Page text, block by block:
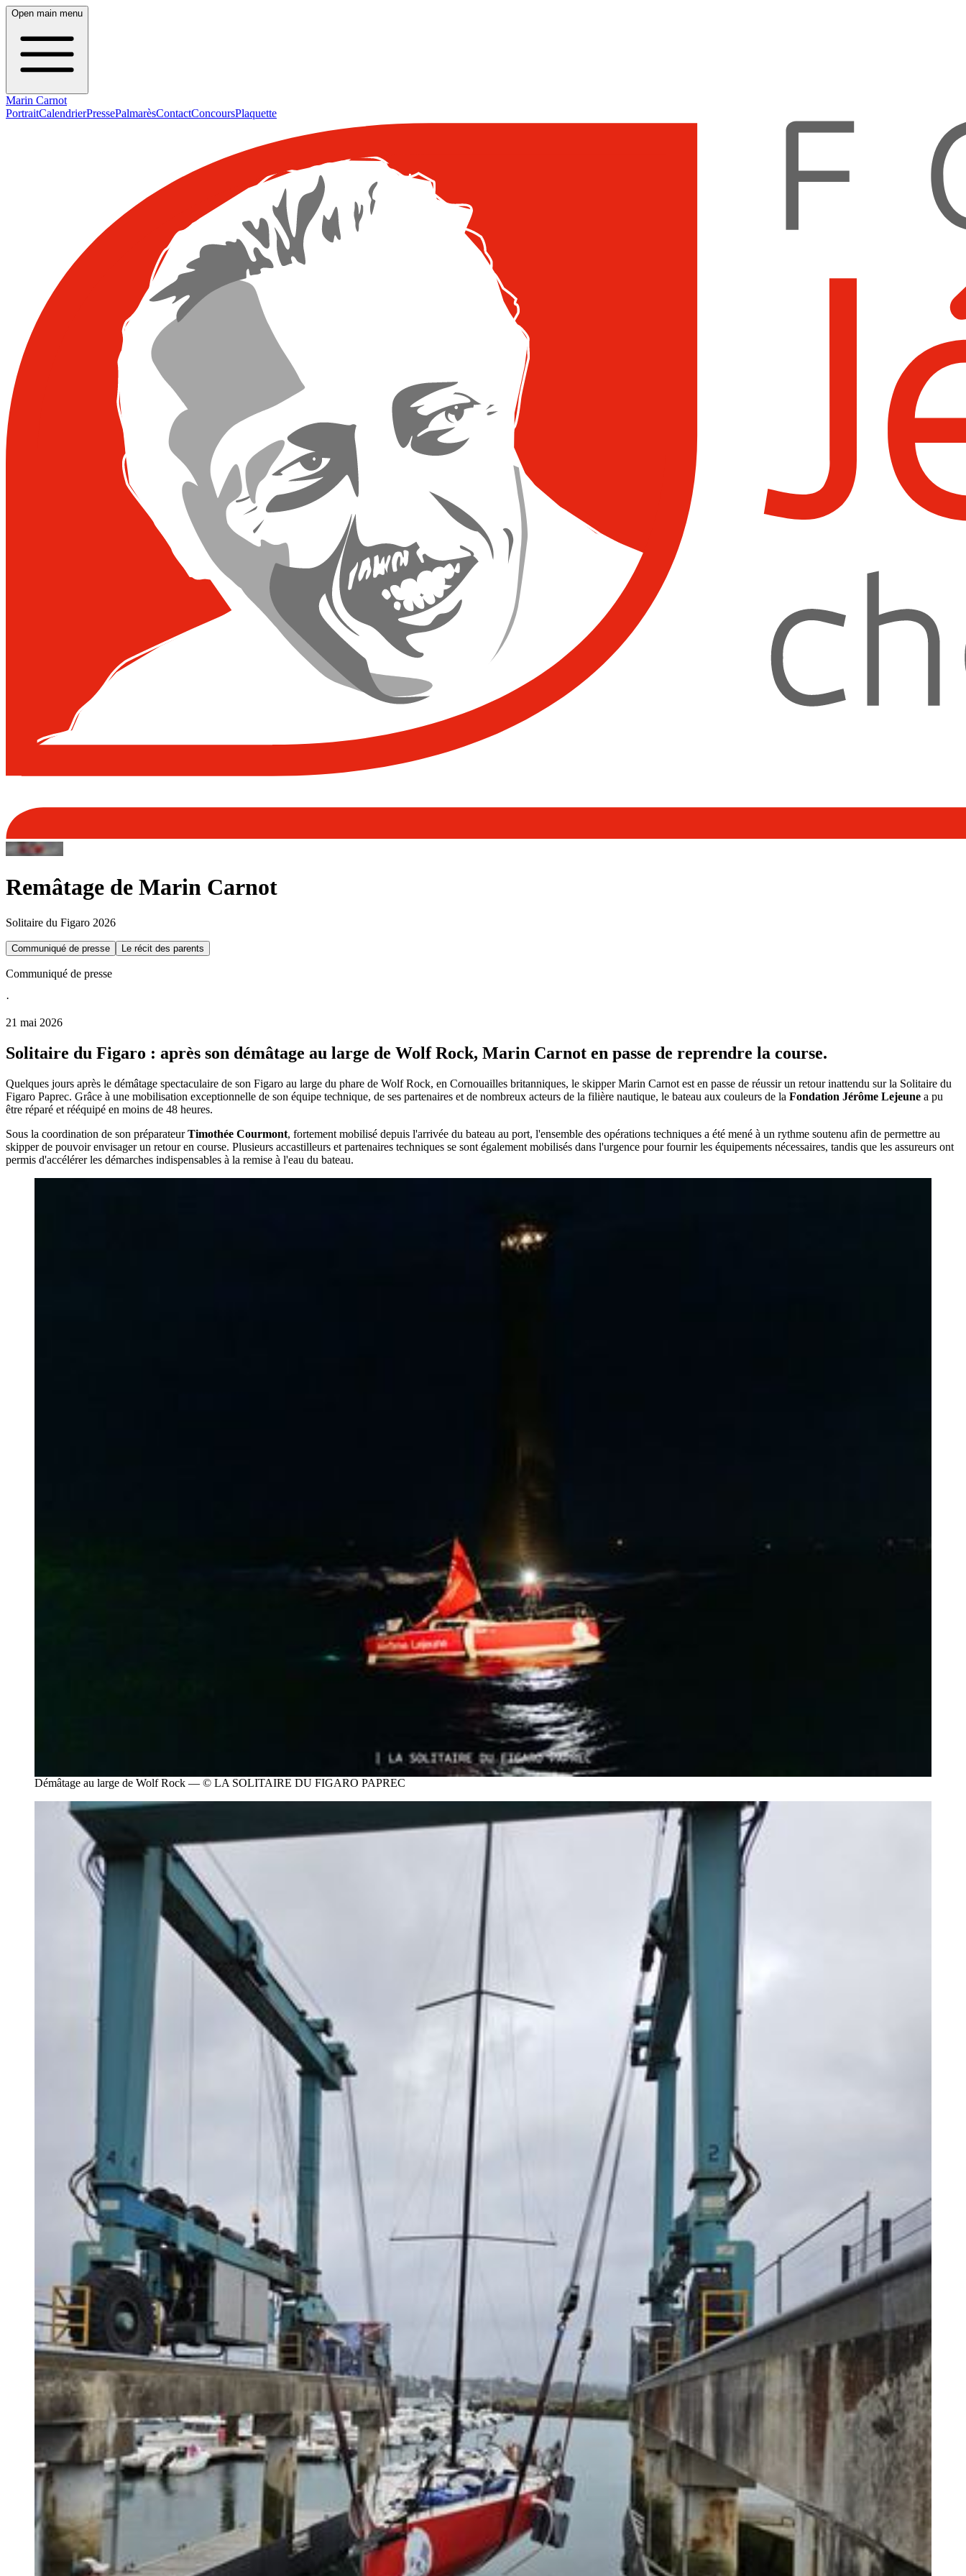
Open main menu
Marin Carnot
PortraitCalendrierPressePalmarèsContactConcoursPlaquette
Remâtage de Marin Carnot
Solitaire du Figaro 2026
Communiqué de presse Le récit des parents
Communiqué de presse
·
21 mai 2026
Solitaire du Figaro : après son démâtage au large de Wolf Rock, Marin Carnot en passe de reprendre la course.
Quelques jours après le démâtage spectaculaire de son Figaro au large du phare de Wolf Rock, en Cornouailles britanniques, le skipper Marin Carnot est en passe de réussir un retour inattendu sur la Solitaire du
Figaro Paprec. Grâce à une mobilisation exceptionnelle de son équipe technique, de ses partenaires et de nombreux acteurs de la filière nautique, le bateau aux couleurs de la Fondation Jérôme Lejeune a pu
être réparé et rééquipé en moins de 48 heures.
Sous la coordination de son préparateurTimothée Courmont, fortement mobilisé depuis l'arrivée du bateau au port, l'ensemble des opérations techniques a été mené à un rythme soutenu afin de permettre au
skipper de pouvoir envisager un retour en course. Plusieurs accastilleurs et partenaires techniques se sont également mobilisés dans l'urgence pour fournir les équipements nécessaires, tandis que les assureurs ont
permis d'accélérer les démarches indispensables à la remise à l'eau du bateau.
Démâtage au large de Wolf Rock — © LA SOLITAIRE DU FIGARO PAPREC